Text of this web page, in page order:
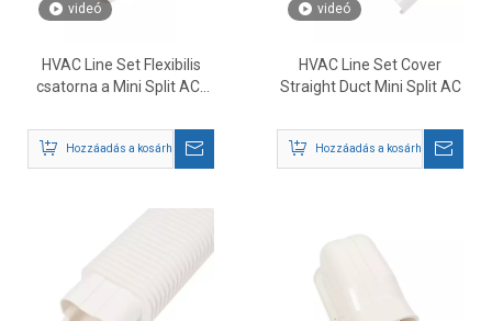
videó
HVAC Line Set Flexibilis
csatorna a Mini Split AC-
Hozzáadás a kosárhoz
videó
HVAC Line Set Cover
Straight Duct Mini Split AC
Hozzáadás a kosárhoz